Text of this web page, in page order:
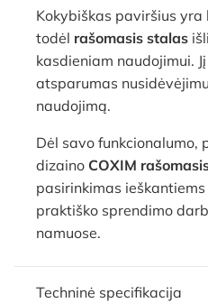
Kokybiškas paviršius
todėl rašomasis stalas
kasdieniam naudojimui.
atsparumas
naudojimą.
Dėl savo funkcionalumo,
dizaino COXIM
pasirinkimas
praktiško sprendimo
namuose.
Techninė specifikacija